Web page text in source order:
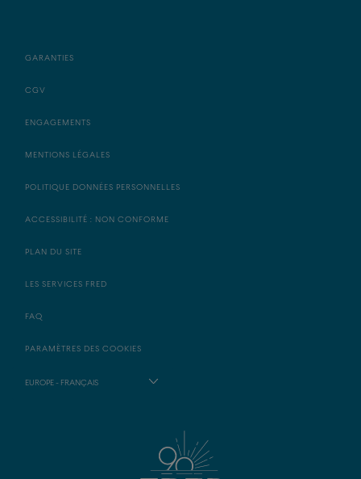
GARANTIES
CGV
ENGAGEMENTS
MENTIONS LÉGALES
POLITIQUE DONNÉES PERSONNELLES
ACCESSIBILITÉ : NON CONFORME
PLAN DU SITE
LES SERVICES FRED
FAQ
PARAMÈTRES DES COOKIES
EUROPE - FRANÇAIS